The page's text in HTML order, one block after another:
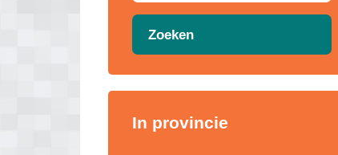
Zoeken
In provincie